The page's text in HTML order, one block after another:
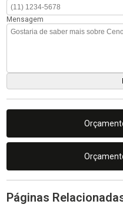
Mensagem
Páginas